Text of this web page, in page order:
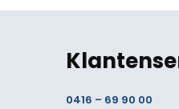
0416 – 69 90 00